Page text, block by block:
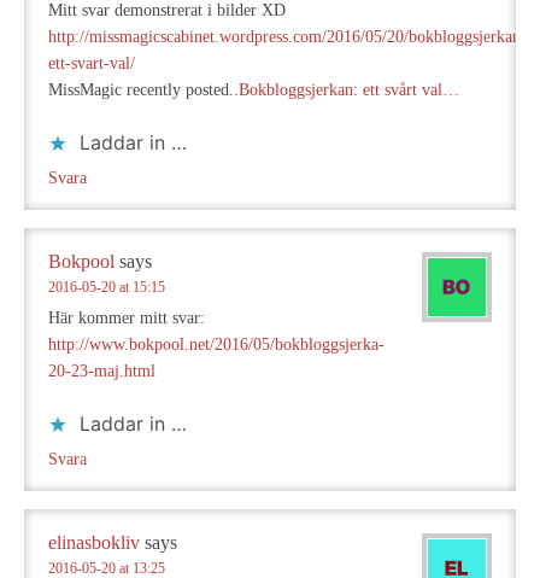
Mitt svar demonstrerat i bilder XD
http://missmagicscabinet.wordpress.com/2016/05/20/bokbloggsjerkan-
ett-svart-val/
MissMagic recently posted..Bokbloggsjerkan: ett svårt val…
Laddar in …
Svara
Bokpool says
2016-05-20 at 15:15
Här kommer mitt svar:
http://www.bokpool.net/2016/05/bokbloggsjerka-
20-23-maj.html
Laddar in …
Svara
elinasbokliv says
2016-05-20 at 13:25